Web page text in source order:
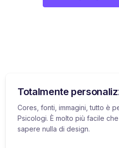
Totalmente
Cores, fonti, immagini, tutto è
Psicologi. È molto più facile
sapere nulla di design.